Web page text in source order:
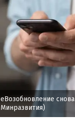
еВозобновление
Минразвития)